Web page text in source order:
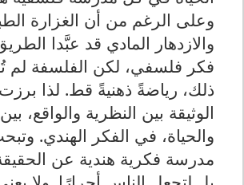
وعلى الرغم من أن الغزارة
والازدهار المادي قد عبَّدا
فكر فلسفي، لكن الفلسفة لم
ذلك، رياضةً ذهنيةً قط. لذا برزت
الوثيقة بين النظرية والواقع،
والحياة، في الفكر الهندي.
مدرسة فكرية هندية عن الحقيقة